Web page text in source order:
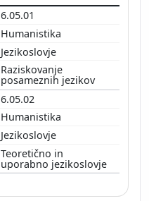
6.05.01
Humanistika
Jezikoslovje
Raziskovanje
posameznih jezikov
6.05.02
Humanistika
Jezikoslovje
Teoretično in
uporabno jezikoslovje